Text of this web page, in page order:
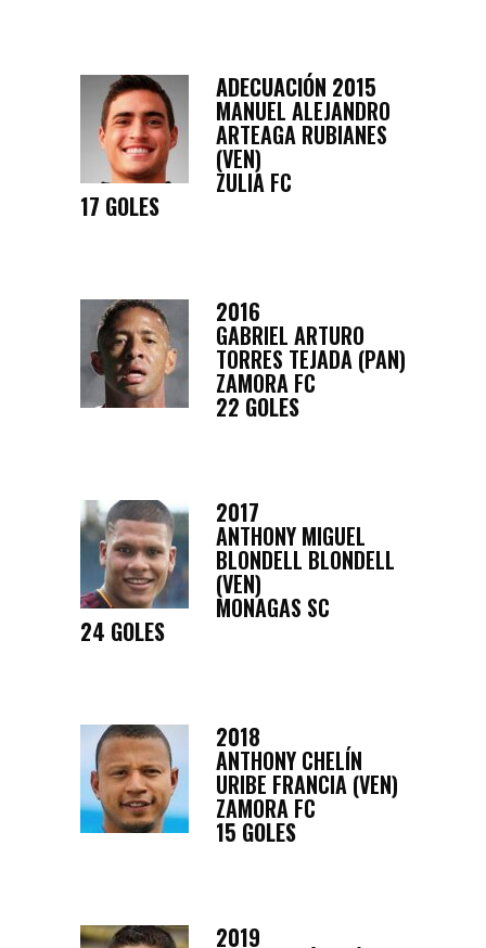
ADECUACIÓN 2015
MANUEL ALEJANDRO
ARTEAGA RUBIANES
(VEN)
ZULIA FC
17 GOLES
2016
GABRIEL ARTURO
TORRES TEJADA (PAN)
ZAMORA FC
22 GOLES
2017
ANTHONY MIGUEL
BLONDELL BLONDELL
(VEN)
MONAGAS SC
24 GOLES
2018
ANTHONY CHELÍN
URIBE FRANCIA (VEN)
ZAMORA FC
15 GOLES
2019